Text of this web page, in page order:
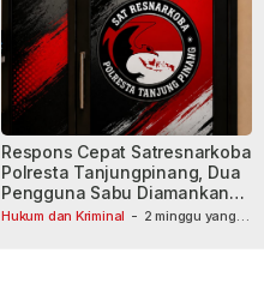
Hukum dan Kriminal - 2 minggu yang
Respons Cepat Satresnarkoba
Polresta Tanjungpinang, Dua
Pengguna Sabu Diamankan
Usai Dilaporkan ke Call Center